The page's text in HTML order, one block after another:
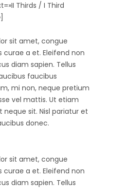
Thirds / I Third
sit amet, congue
curae a et. Eleifend non
diam sapien. Tellus
faucibus
mi non, neque pretium
vel mattis. Ut etiam
sit. Nisl pariatur et
donec.
sit amet, congue
curae a et. Eleifend non
diam sapien. Tellus